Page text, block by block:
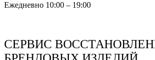
Ежедневно 10:00 – 19:00
СЕРВИС